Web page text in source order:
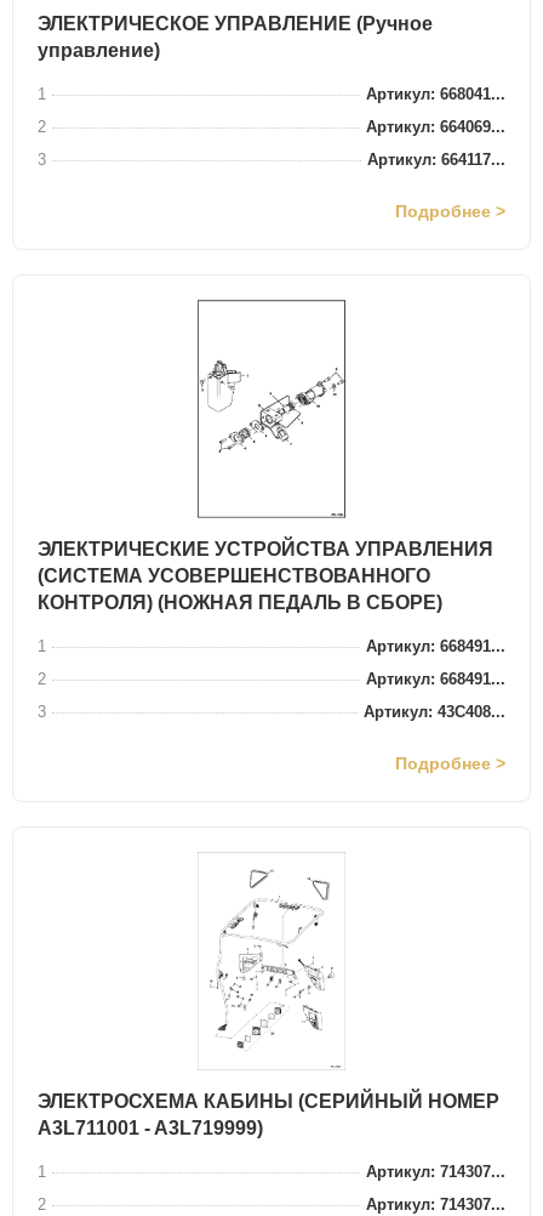
ЭЛЕКТРИЧЕСКОЕ УПРАВЛЕНИЕ (Ручное
управление)
1
Артикул: 668041...
2
Артикул: 664069...
3
Артикул: 664117...
Подробнее >
ЭЛЕКТРИЧЕСКИЕ УСТРОЙСТВА УПРАВЛЕНИЯ
(СИСТЕМА УСОВЕРШЕНСТВОВАННОГО
КОНТРОЛЯ) (НОЖНАЯ ПЕДАЛЬ В СБОРЕ)
1
Артикул: 668491...
2
Артикул: 668491...
3
Артикул: 43C408...
Подробнее >
ЭЛЕКТРОСХЕМА КАБИНЫ (СЕРИЙНЫЙ НОМЕР
A3L711001 - A3L719999)
1
Артикул: 714307...
2
Артикул: 714307...